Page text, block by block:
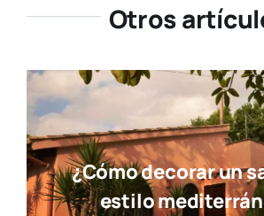
Otros
¿Cómo decorar un
estilo